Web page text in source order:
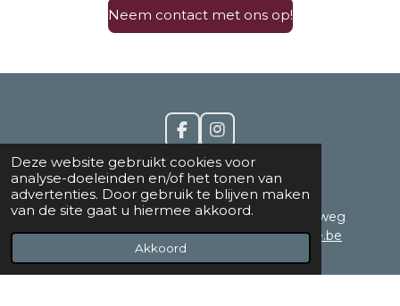
Deze website gebruikt cookies voor
analyse-doeleinden en/of het tonen van
advertenties. Door gebruik te blijven maken
van de site gaat u hiermee akkoord.
Akkoord
Neem contact met ons op!
F
c
e
b
o
o
k
I
s
t
a
g
r
m
2B-Safe
© 2021 - 2024BV 2B-Safe |Tiensesteenweg
129A bus 1, 3380 Glabbeek| info@2b-safe.be
016 81 01 74